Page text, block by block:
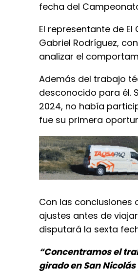
fecha del
El representante de
Gabriel Rodríguez,
analizar el
Además del trabajo
desconocido para él.
2024, no había
fue su primera
Con las conclusiones
ajustes antes de
disputará la sexta
“Concentramos el
girado en San